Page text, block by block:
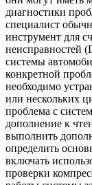
диагностики
специалист
инструмент для
неисправностей
системы
конкретной
необходимо
или нескольких
проблема с
дополнение к
выполнить
определить
включать
проверки